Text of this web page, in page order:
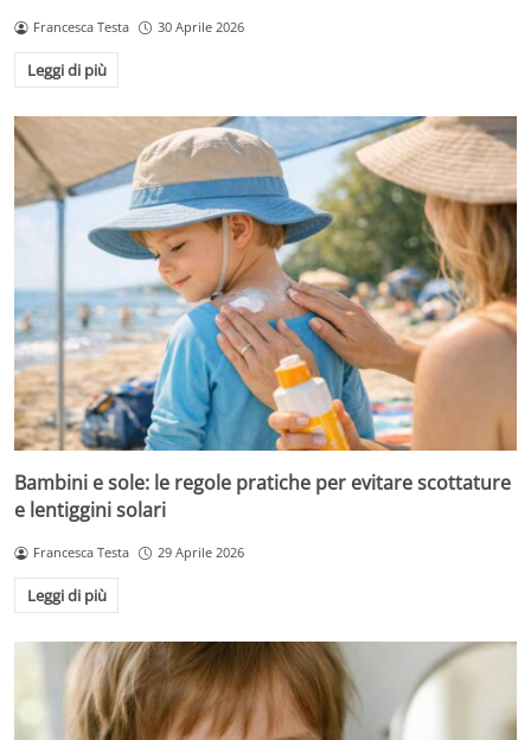
Francesca Testa 30 Aprile 2026
Leggi di più
Bambini e sole: le regole pratiche per evitare scottature
e lentiggini solari
Francesca Testa 29 Aprile 2026
Leggi di più